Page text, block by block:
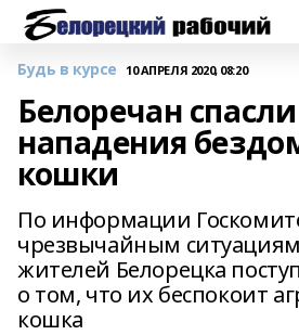
Будь в курсе 10 АПРЕЛЯ 2020, 08:20
Белоречан
нападения
кошки
По информации
чрезвычайным
жителей Белорецка
о том, что их беспокоит
кошка